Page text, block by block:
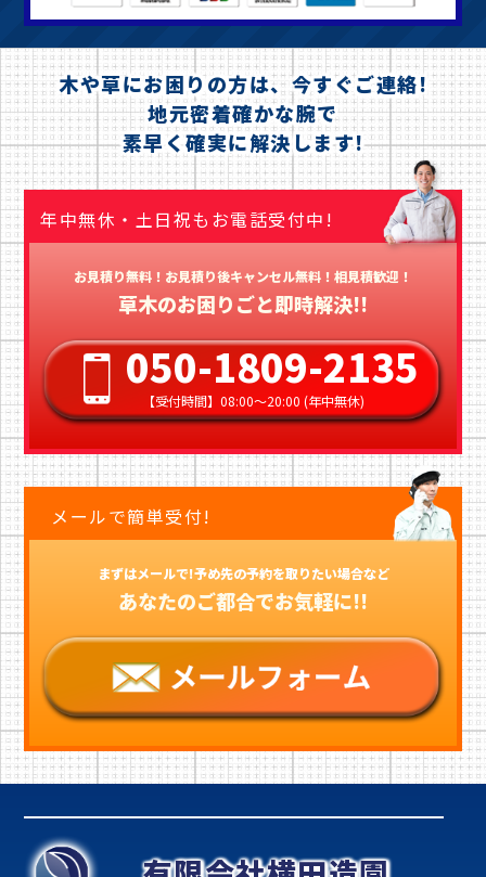
木や草にお困りの方は、今すぐご連絡!
地元密着確かな腕で
素早く確実に解決します!
年中無休・土日祝もお電話受付中!
お見積り無料！お見積り後キャンセル無料！相見積歓迎！
草木のお困りごと即時解決!!
050-1809-2135
【受付時間】08:00〜20:00 (年中無休)
メールで簡単受付!
まずはメールで!予め先の予約を取りたい場合など
あなたのご都合でお気軽に!!